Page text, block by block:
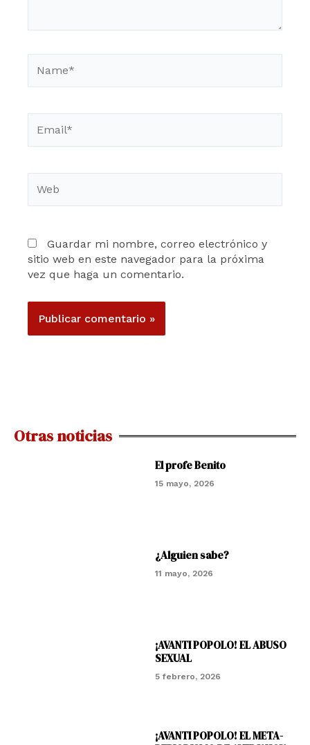
Guardar mi nombre, correo electrónico y
sitio web en este navegador para la próxima
vez que haga un comentario.
Otras noticias
El profe Benito
15 mayo, 2026
¿Alguien sabe?
11 mayo, 2026
¡AVANTI POPOLO! EL ABUSO
SEXUAL
5 febrero, 2026
¡AVANTI POPOLO! EL META-